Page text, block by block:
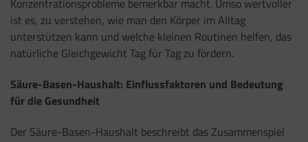
Konzentrationsprobleme bemerkbar macht. Umso wertvoller
ist es, zu verstehen, wie man den Körper im Alltag
unterstützen kann und welche kleinen Routinen helfen, das
natürliche Gleichgewicht Tag für Tag zu fördern.
Säure-Basen-Haushalt: Einflussfaktoren und Bedeutung
für die Gesundheit
Der Säure-Basen-Haushalt beschreibt das Zusammenspiel